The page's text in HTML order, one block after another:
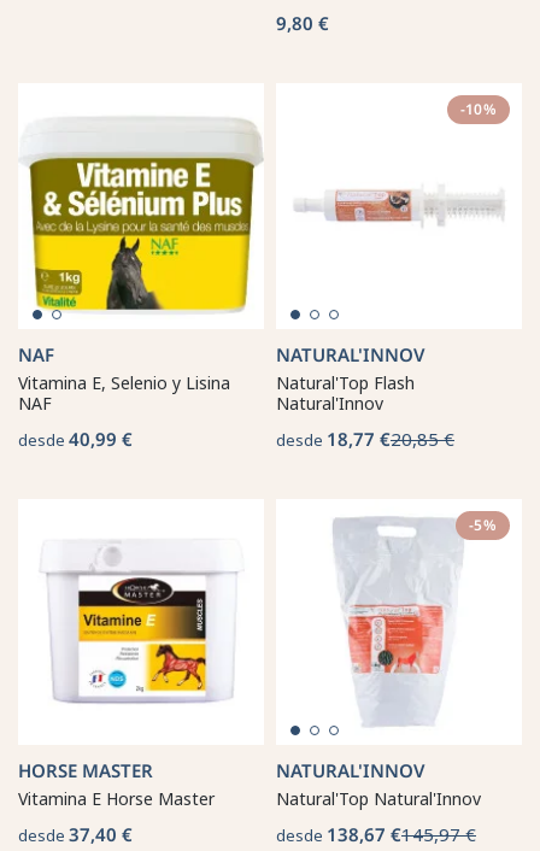
9,80 €
NAF
Vitamina E, Selenio y Lisina
NAF
desde 40,99 €
-10%
NATURAL'INNOV
Natural'Top Flash
Natural'Innov
desde 18,77 €20,85 €
HORSE MASTER
Vitamina E Horse Master
desde 37,40 €
-5%
NATURAL'INNOV
Natural'Top Natural'Innov
desde 138,67 €145,97 €